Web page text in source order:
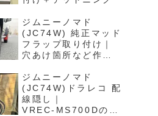
ジムニーノマド
(JC74W) 純正マッド
フラップ取り付け｜
穴あけ箇所など作業
ジムニーノマド
(JC74W)ドラレコ 配
線隠し｜
VREC‑MS700Dのリ